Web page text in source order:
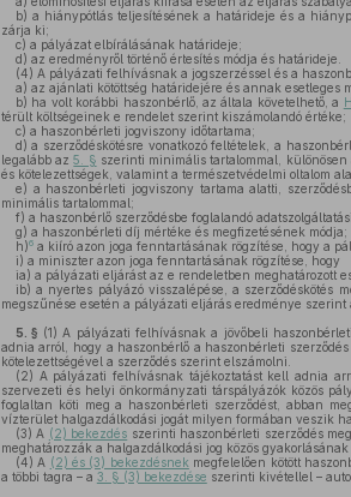
b) a hiánypótlás teljesítésének a határideje és a
zárja ki;
c) a pályázat elbírálásának határideje;
d) az eredményről történő értesítés módja és határideje.
(4) A pályázati felhívásnak a jogszerzéssel és a
a) az ajánlati kötöttség határidejére és annak esetleges
b) ha volt korábbi haszonbérlő, az általa követelhető, a
térült költségeinek e rendelet szerint kiszámolandó értéke;
c) a haszonbérleti jogviszony időtartama;
d) a szerződéskötésre vonatkozó feltételek, a
legalább az5. § szerinti minimális tartalommal,
és kötelezettségek, valamint a természetvédelmi oltalom
e) a haszonbérleti jogviszony tartama alatti,
minimális tartalommal;
f) a haszonbérlő szerződésbe foglalandó
g) a haszonbérleti díj mértéke és megfizetésének módja;
h)6a kiíró azon joga fenntartásának rögzítése, hogy a
i) a miniszter azon joga fenntartásának rögzítése, hogy
ia) a pályázati eljárást az e rendeletben meghatározott
ib) a nyertes pályázó visszalépése, a szerződéskötés
megszűnése esetén a pályázati eljárás eredménye szerint
5. § (1) A pályázati felhívásnak a jövőbeli
adnia arról, hogy a haszonbérlő a haszonbérleti
kötelezettségével a szerződés szerint elszámolni.
(2) A pályázati felhívásnak tájékoztatást kell adnia
szervezeti és helyi önkormányzati társpályázók közös
foglaltan köti meg a haszonbérleti szerződést, abban
vízterület halgazdálkodási jogát milyen formában veszik
(3) A (2) bekezdés szerinti haszonbérleti szerződés
meghatározzák a halgazdálkodási jog közös
(4) A (2) és (3) bekezdésnek megfelelően kötött
a többi tagra – a 3. § (3) bekezdése szerinti kivétellel –